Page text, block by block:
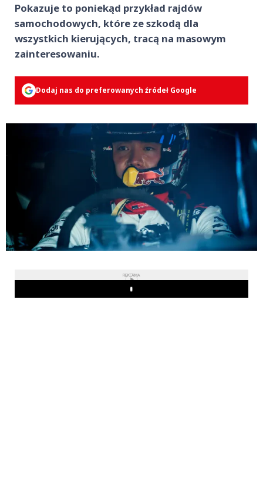
Pokazuje to poniekąd przykład rajdów
samochodowych, które ze szkodą dla
wszystkich kierujących, tracą na masowym
zainteresowaniu.
Dodaj nas do preferowanych źródeł Google
REKLAMA
Play